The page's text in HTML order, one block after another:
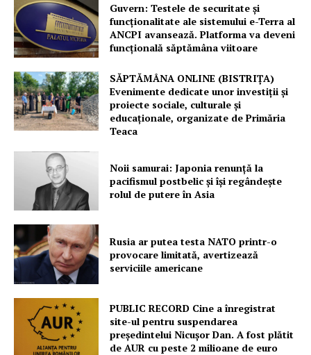
Guvern: Testele de securitate și
funcționalitate ale sistemului e-Terra al
ANCPI avansează. Platforma va deveni
funcțională săptămâna viitoare
SĂPTĂMÂNA ONLINE (BISTRIȚA)
Evenimente dedicate unor investiții și
proiecte sociale, culturale și
educaționale, organizate de Primăria
Teaca
Noii samurai: Japonia renunță la
pacifismul postbelic și își regândește
rolul de putere în Asia
Rusia ar putea testa NATO printr-o
provocare limitată, avertizează
serviciile americane
PUBLIC RECORD Cine a înregistrat
site-ul pentru suspendarea
președintelui Nicușor Dan. A fost plătit
de AUR cu peste 2 milioane de euro